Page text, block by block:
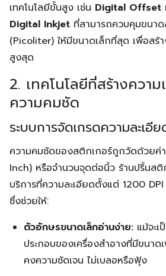
เทคโนโลยีขั้นสูง เช่น Digital Offset
Digital Inkjet ที่สามารถควบคุมขนา
(Picoliter) ให้มีขนาดเล็กที่สุด เพื่อสร้
สูงสุด
2. เทคโนโลยีที่สร้างควา
ความคมชัด
ระบบการจัดเกรดความละเอี
ความคมชัดของสติกเกอร์ถูกวัดด้วยค่
Inch) หรือจำนวนจุดต่อนิ้ว ร้านปริ้นส
บริการที่ความละเอียดตั้งแต่ 1200
ซึ่งช่วยให้:
ตัวอักษรขนาดเล็กอ่านง่าย: แม้จะ
ประกอบของเครื่องสำอางที่มีขน
คงความชัดเจน ไม่เบลอหรือฟุ้ง